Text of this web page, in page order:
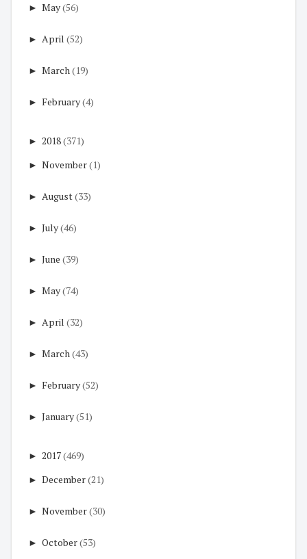
► May(56)
► April (52)
► March(19)
► February(4)
► 2018(371)
► November(1)
► August(33)
► July(46)
► June (39)
► May(74)
► April (32)
► March(43)
► February(52)
► January(51)
► 2017(469)
► December(21)
► November(30)
► October(53)